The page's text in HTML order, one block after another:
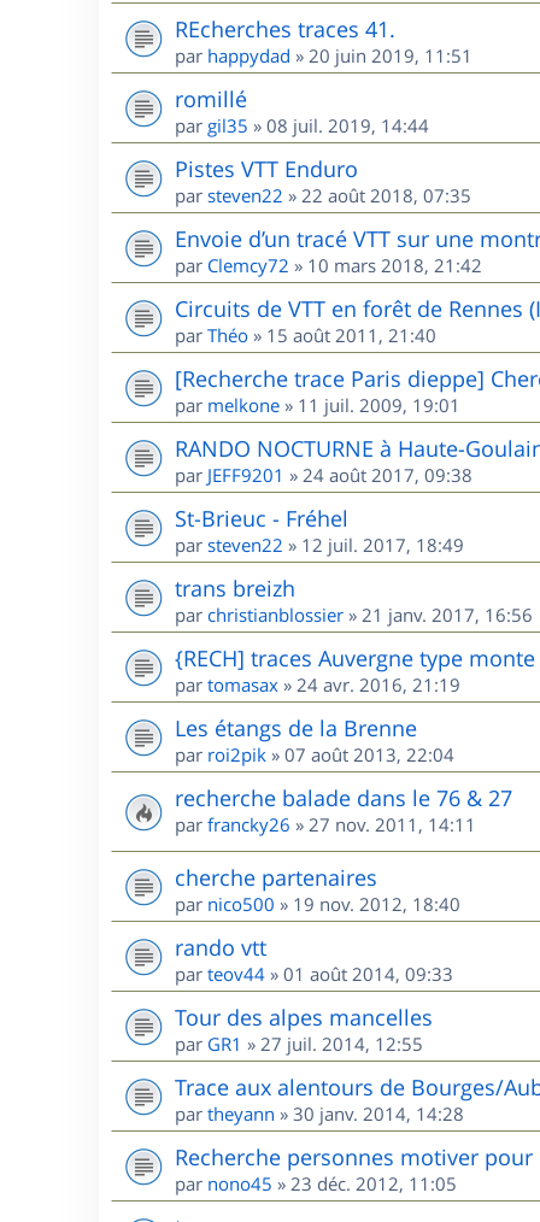
REcherches traces 41.
par happydad » 20 juin 2019, 11:51
romillé
par gil35 » 08 juil. 2019, 14:44
Pistes VTT Enduro
par steven22 » 22 août 2018, 07:35
Envoie d’un tracé VTT sur une
par Clemcy72 » 10 mars 2018, 21:42
Circuits de VTT en forêt de Rennes
par Théo » 15 août 2011, 21:40
[Recherche trace Paris dieppe]
par melkone » 11 juil. 2009, 19:01
RANDO NOCTURNE à Haute-
par JEFF9201 » 24 août 2017, 09:38
St-Brieuc - Fréhel
par steven22 » 12 juil. 2017, 18:49
trans breizh
par christianblossier » 21 janv. 2017, 16:56
{RECH] traces Auvergne type
par tomasax » 24 avr. 2016, 21:19
Les étangs de la Brenne
par roi2pik » 07 août 2013, 22:04
recherche balade dans le 76 & 27
par francky26 » 27 nov. 2011, 14:11
cherche partenaires
par nico500 » 19 nov. 2012, 18:40
rando vtt
par teov44 » 01 août 2014, 09:33
Tour des alpes mancelles
par GR1 » 27 juil. 2014, 12:55
Trace aux alentours de Bourges/
par theyann » 30 janv. 2014, 14:28
Recherche personnes motiver
par nono45 » 23 déc. 2012, 11:05